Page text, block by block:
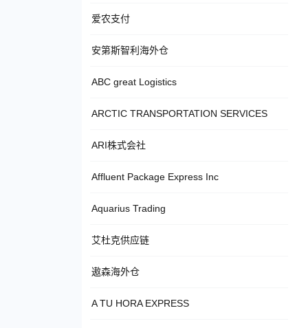
爱农支付
安第斯智利海外仓
ABC great Logistics
ARCTIC TRANSPORTATION SERVICES
ARI株式会社
Affluent Package Express Inc
Aquarius Trading
艾杜克供应链
遨森海外仓
A TU HORA EXPRESS